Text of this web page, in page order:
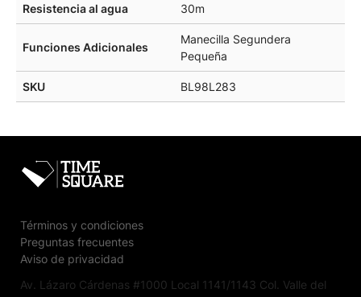
Resistencia al agua 30m
Funciones Adicionales
Manecilla Segundera
Pequeña
SKU BL98L283
Términos y condiciones
Preguntas frecuentes
Aviso de privacidad
Av. Lázaro Cárdenas #1000 Local 1141/1143 Col. Valle del